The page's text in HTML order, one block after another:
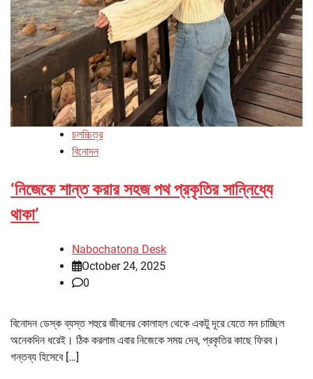
চলচ্চিত্র
বিনোদন
‘নিজেকে শান্ত করার সহজ পথ প্রকৃতির সান্নিধ্যে
থাকা’
Nabochatona Desk
October 24, 2025
0
বিনোদন ডেস্ক ব্যস্ত শহুরে জীবনের কোলাহল থেকে একটু দূরে যেতে মন চাচ্ছিল
অনেকদিন ধরেই। ঠিক করলাম এবার নিজেকে সময় দেব, প্রকৃতির কাছে ফিরব।
গন্তব্য হিসেবে […]